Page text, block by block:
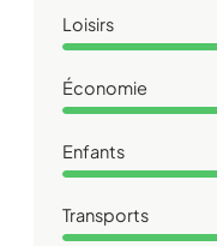
Loisirs
Économie
Enfants
Transports